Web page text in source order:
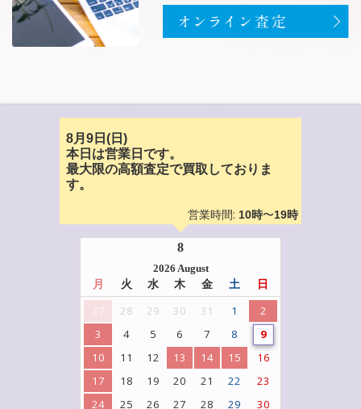
8月9日(日)
本日は営業日です。
最大限の高額査定で買取しておりま
す。
営業時間: 10時〜19時
8
2026 August
月
火 水 木 金 土 日
27 28 29 30 31 1
2
3
4 5 6 7 8
9
10
11 12 13 14 15
16
17
18 19 20 21 22
23
24
25 26 27 28 29 30